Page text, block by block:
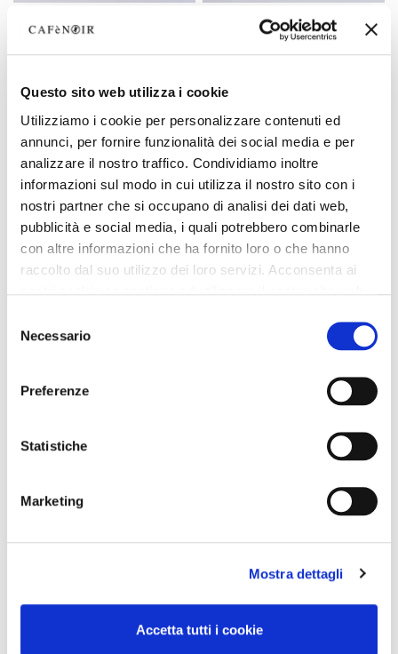
Questo sito web utilizza i cookie
Utilizziamo i cookie per personalizzare contenuti ed
annunci, per fornire funzionalità dei social media e per
analizzare il nostro traffico. Condividiamo inoltre
informazioni sul modo in cui utilizza il nostro sito con i
nostri partner che si occupano di analisi dei dati web,
pubblicità e social media, i quali potrebbero combinarle
con altre informazioni che ha fornito loro o che hanno
raccolto dal suo utilizzo dei loro servizi. Acconsenta ai
delNecessario
Preferenze
Statistiche
Marketing
Mostra dettagli
Accetta tutti i cookie
medio
129,90 €
-50%
stampato tweed
69,95 €
abito a balze in in san gallo